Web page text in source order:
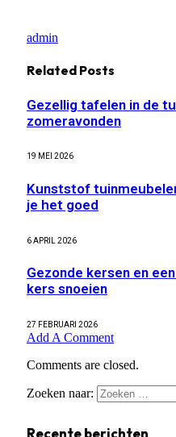
admin
Related Posts
Gezellig tafelen in de
zomeravonden
19 MEI 2026
Kunststof
je het goed
6 APRIL 2026
Gezonde kersen en
kers snoeien
27 FEBRUARI 2026
Add A Comment
Comments are closed.
Zoeken naar:
Recente berichten